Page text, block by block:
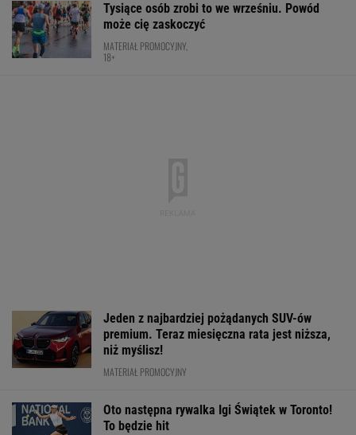
Tysiące osób zrobi to we wrześniu. Powód
może cię zaskoczyć
MATERIAŁ PROMOCYJNY,
18+
Jeden z najbardziej pożądanych SUV-ów
premium. Teraz miesięczna rata jest niższa,
niż myślisz!
MATERIAŁ PROMOCYJNY
Oto następna rywalka Igi Świątek w Toronto!
To będzie hit